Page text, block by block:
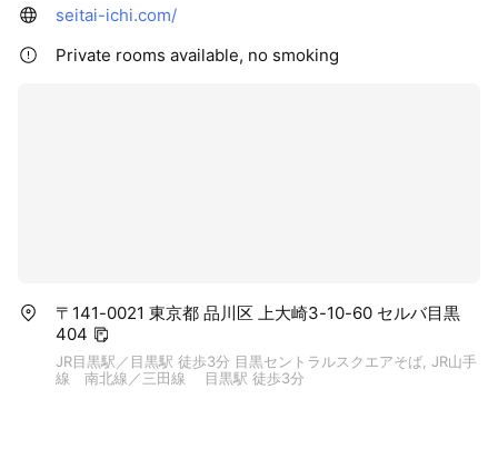
seitai-ichi.com/
Private rooms available, no smoking
〒141-0021 東京都 品川区 上大崎3-10-60 セルバ目黒
404
JR目黒駅／目黒駅 徒歩3分 目黒セントラルスクエアそば, JR山手
線 南北線／三田線 目黒駅 徒歩3分